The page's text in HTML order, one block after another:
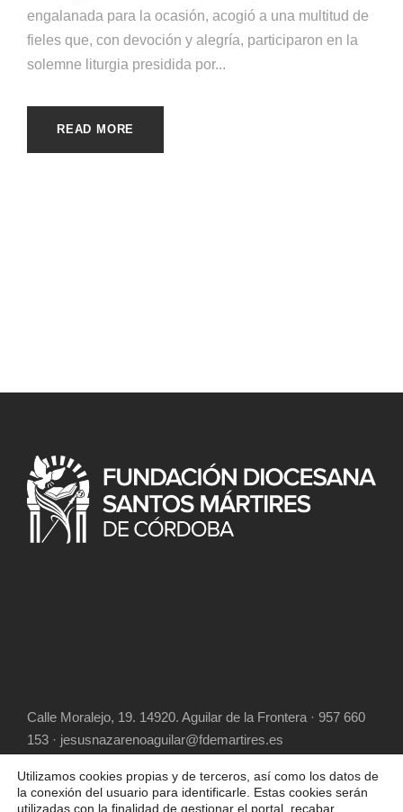
engalanada para la ocasión, acogió a una multitud de
fieles que, con devoción y alegría, participaron en la
solemne liturgia presidida por...
READ MORE
Calle Moralejo, 19. 14920. Aguilar de la Frontera · 957 660
153 · jesusnazarenoaguilar@fdemartires.es
Utilizamos cookies propias y de terceros, así como los datos de
la conexión del usuario para identificarle. Estas cookies serán
utilizadas con la finalidad de gestionar el portal, recabar